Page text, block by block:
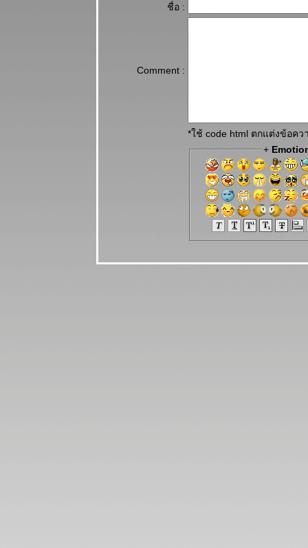
ชื่อ :
Comment :
*ใช้ code html ตกแต่งข้อค
+